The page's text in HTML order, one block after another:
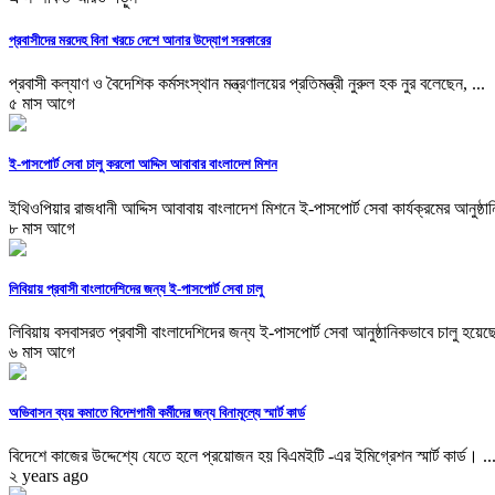
প্রবাসীদের মরদেহ বিনা খরচে দেশে আনার উদ্যোগ সরকারের
প্রবাসী কল্যাণ ও বৈদেশিক কর্মসংস্থান মন্ত্রণালয়ের প্রতিমন্ত্রী নুরুল হক নুর বলেছেন, ...
৫ মাস আগে
ই-পাসপোর্ট সেবা চালু করলো আদ্দিস আবাবার বাংলাদেশ মিশন
ইথিওপিয়ার রাজধানী আদ্দিস আবাবায় বাংলাদেশ মিশনে ই-পাসপোর্ট সেবা কার্যক্রমের
৮ মাস আগে
লিবিয়ায় প্রবাসী বাংলাদেশিদের জন্য ই-পাসপোর্ট সেবা চালু
লিবিয়ায় বসবাসরত প্রবাসী বাংলাদেশিদের জন্য ই-পাসপোর্ট সেবা আনুষ্ঠানিকভাবে চালু
৬ মাস আগে
অভিবাসন ব্যয় কমাতে বিদেশগামী কর্মীদের জন্য বিনামূল্যে স্মার্ট কার্ড
বিদেশে কাজের উদ্দেশ্যে যেতে হলে প্রয়োজন হয় বিএমইটি -এর ইমিগ্রেশন স্মার্ট কার্ড। ...
২ years ago